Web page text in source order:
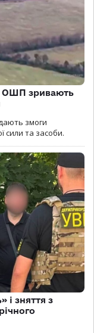
ОШП зривають
змоги
сили та засоби.
і зняття з